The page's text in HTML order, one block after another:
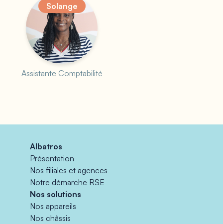
Solange
Assistante Comptabilité
Albatros
Présentation
Nos filiales et agences
Notre démarche RSE
Nos solutions
Nos appareils
Nos châssis